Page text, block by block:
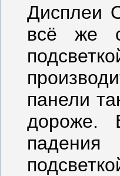
Дисплеи
всё же
панели
дороже.